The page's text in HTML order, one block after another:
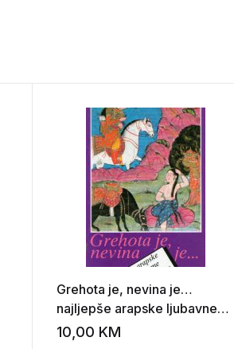
Add to wishlist
Grehota je, nevina je…
najljepše arapske ljubavne
pesme
10,00 KM